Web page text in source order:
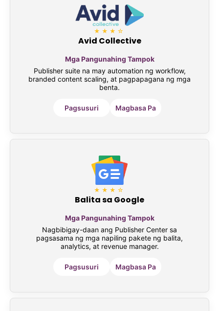
★★★☆
Avid Collective
Mga Pangunahing Tampok
Publisher suite na may automation ng workflow,
branded content scaling, at pagpapagana ng mga
benta.
Pagsusuri Magbasa Pa
★★★☆
Balita sa Google
Mga Pangunahing Tampok
Nagbibigay-daan ang Publisher Center sa
pagsasama ng mga napiling pakete ng balita,
analytics, at revenue manager.
Pagsusuri Magbasa Pa